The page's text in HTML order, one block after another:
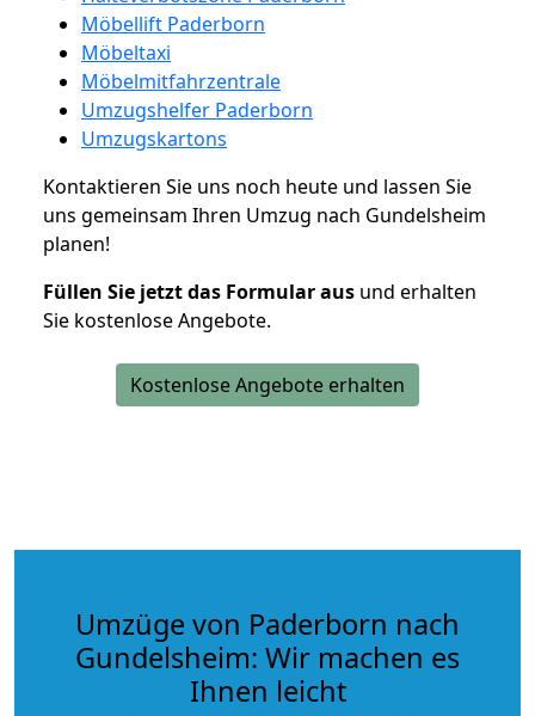
Möbellift Paderborn
Möbeltaxi
Möbelmitfahrzentrale
Umzugshelfer Paderborn
Umzugskartons
Kontaktieren Sie uns noch heute und lassen Sie
uns gemeinsam Ihren Umzug nach Gundelsheim
planen!
Füllen Sie jetzt das Formular aus und erhalten
Sie kostenlose Angebote.
Kostenlose Angebote erhalten
Umzüge von Paderborn nach
Gundelsheim: Wir machen es
Ihnen leicht